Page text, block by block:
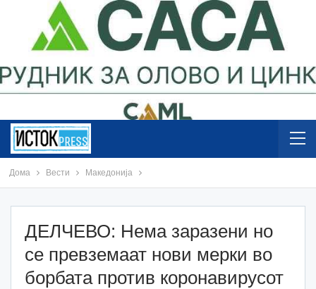
Дома Вести Македонија
ДЕЛЧЕВО: Нема заразени но
се превземаат нови мерки во
борбата против коронавирусот